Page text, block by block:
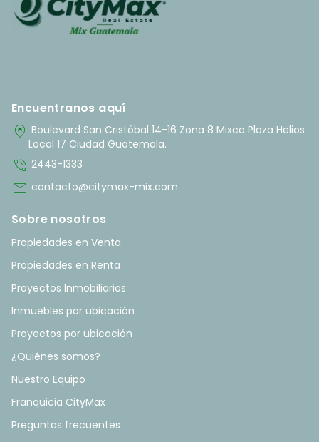
Encuentranos aquí
home_pin Boulevard San Cristóbal 14-16 Zona 8 Mixco Plaza Helios
Local 17 Ciudad Guatemala.
phone_in_talk 2443-1333
mail contacto@citymax-mix.com
Sobre nosotros
Propiedades en Venta
Propiedades en Renta
Proyectos Inmobiliarios
Inmuebles por ubicación
Proyectos por ubicación
¿Quiénes somos?
Nuestro Equipo
Franquicia CityMax
Preguntas frecuentes